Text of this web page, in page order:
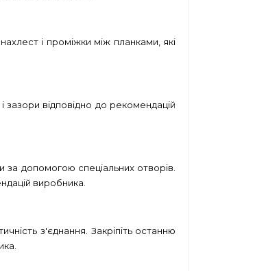
і проміжки між планками, які
зазори відповідно до рекомендацій
за допомогою спеціальних отворів.
виробника.
з'єднання. Закріпіть останню